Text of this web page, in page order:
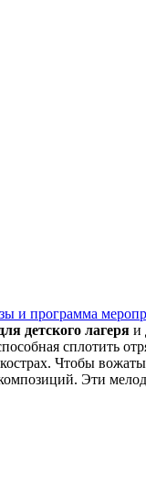
и программа
детского лагеря и
сплотить
Чтобы
Эти